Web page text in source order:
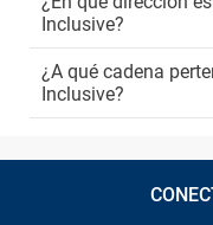
Inclusive?
¿A qué cadena
Inclusive?